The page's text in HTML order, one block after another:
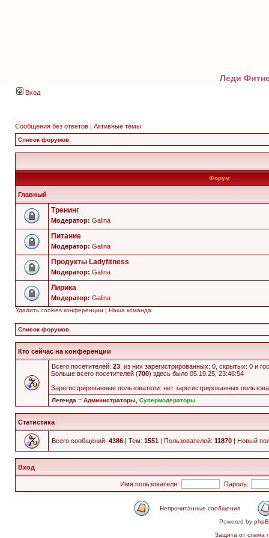
Леди
Вход
Сообщения без ответов | Активные темы
Список форумов
Форум
Главный
Тренинг
Модератор: Galina
Питание
Модератор: Galina
Продукты Ladyfitness
Модератор: Galina
Лирика
Модератор: Galina
Удалить cookies конференции | Наша команда
Список форумов
Кто сейчас на конференции
Всего посетителей: 23 , из них зарегистрированных: 0, скрытых: 0 и
Больше всего посетителей (700) здесь было 05.10.25, 23:46:54
Зарегистрированные пользователи: нет зарегистрированных
Легенда :: Администраторы Супермодераторы
Статистика
Всего сообщений: 4386 | Тем: 1551 | Пользователей: 11870 | Новый
Вход
Имя пользователя: Пароль:
Непрочитанные сообщения
Powered by
Защита от спама